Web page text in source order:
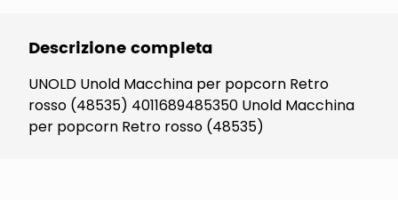
Descrizione completa
UNOLD Unold Macchina per popcorn Retro
rosso (48535) 4011689485350 Unold Macchina
per popcorn Retro rosso (48535)